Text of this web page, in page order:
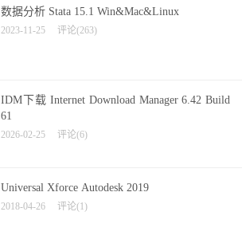
数据分析 Stata 15.1 Win&Mac&Linux
2023-11-25 评论(263)
IDM下载 Internet Download Manager 6.42 Build
61
2026-02-25 评论(6)
Universal Xforce Autodesk 2019
2018-04-26 评论(1)